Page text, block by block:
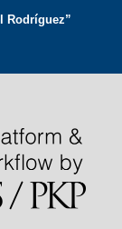
Rodríguez”